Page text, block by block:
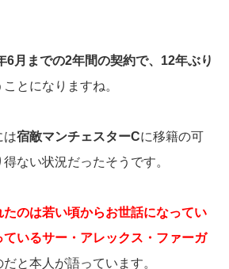
6月までの2年間の契約で、12年ぶり
ことになりますね。
は宿敵マンチェスターCに移籍の可
ない状況だったそうです。
のは若い頃からお世話になってい
いるサー・アレックス・ファーガ
だと本人が語っています。